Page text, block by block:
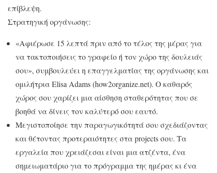
επίβλεψη.
Στρατηγική οργάνωσης:
«Αφιέρωσε 15 λεπτά πριν από το τέλος της μέρας για
να τακτοποιήσεις το γραφείο ή τον χώρο της δουλειάς
σου», συμβουλεύει η επαγγελματίας της οργάνωσης και
ομιλήτρια Elisa Adams (how2organize.net). Ο καθαρός
χώρος σου χαρίζει μια αίσθηση σταθερότητας που σε
βοηθά να δίνεις τον καλύτερό σου εαυτό.
Μεγιστοποίησε την παραγωγικότητά σου σχεδιάζοντας
και θέτοντας προτεραιότητες στα projects σου. Τα
εργαλεία που χρειάζεσαι είναι μια ατζέντα, ένα
σημειωματάριο για το πρόγραμμα της ημέρας κι ένα